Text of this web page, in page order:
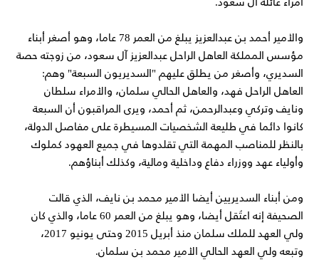
والأمير أحمد بن عبدالعزيز يبلغ من العمر 78 عاما، وهو أصغر أبناء
مؤسس المملكة العاهل الراحل عبدالعزيز آل سعود، من زوجته حصة
السديري، وأصغر من يطلق عليهم "السديريون السبعة" وهم:
العاهل الراحل فهد، والعاهل الحالي سلمان، والأمراء سلطان
ونايف وتركي وعبدالرحمن، ثم أحمد، ويرى المراقبون أن السبعة
كانوا دائما في طليعة الشخصيات المسيطرة على مفاصل الدولة،
بالنظر للمناصب المهمة التي تقلدوها في جميع العهود كملوك
وأولياء عهد ووزراء دفاع وداخلية ومالية، وكذلك أبناؤهم.
ومن أبناء السديريين أيضا الأمير محمد بن نايف، الذي قالت
الصحيفة إنه اعتُقل أيضا، وهو يبلغ من العمر 60 عاما، والذي كان
ولي العهد للملك سلمان منذ أبريل 2015 وحتى يونيو 2017،
وتبعه ولي العهد الحالي الأمير محمد بن سلمان.